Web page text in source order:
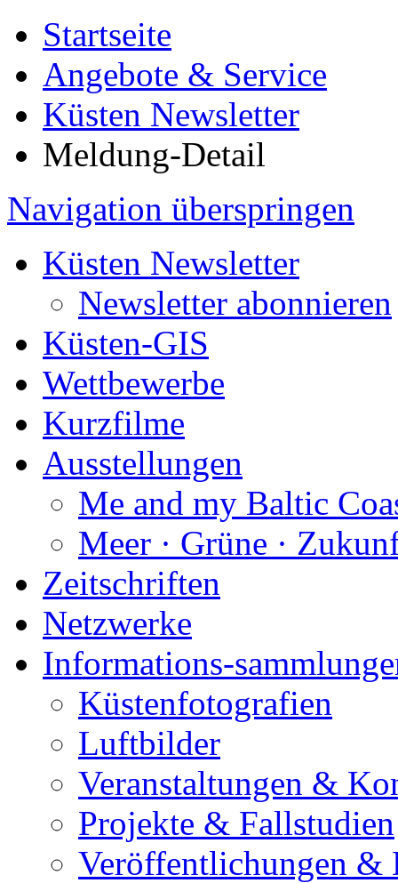
Startseite
Angebote & Service
Küsten Newsletter
Meldung-Detail
Navigation überspringen
Küsten Newsletter
Newsletter abonnieren
Küsten-GIS
Wettbewerbe
Kurzfilme
Ausstellungen
Me and my Baltic
Meer · Grüne ·
Zeitschriften
Netzwerke
Informations-
Küstenfotografien
Luftbilder
Veranstaltungen &
Projekte & Fallstudien
Veröffentlichungen &